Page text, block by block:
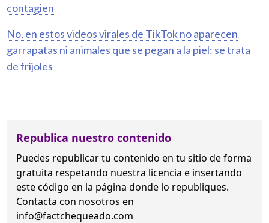
contagien
No, en estos videos virales de TikTok no aparecen
garrapatas ni animales que se pegan a la piel: se trata
de frijoles
Republica nuestro contenido
Puedes republicar tu contenido en tu sitio de forma
gratuita respetando nuestra licencia e insertando
este código en la página donde lo republiques.
Contacta con nosotros en
info@factchequeado.com